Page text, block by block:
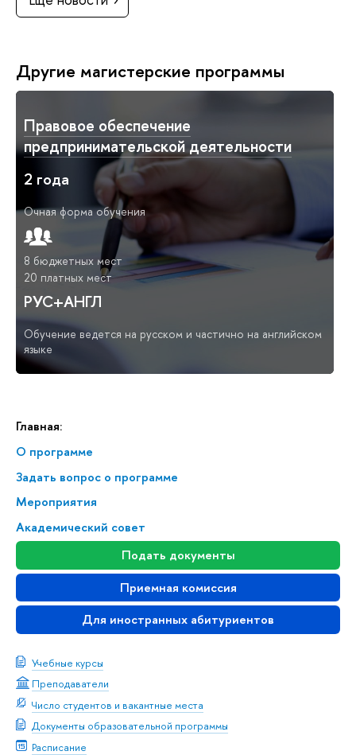
Главная:
О программе
Задать вопрос о программе
Мероприятия
Академический совет
Подать документы
Приемная комиссия
Для иностранных абитуриентов
Учебные курсы
Преподаватели
Число студентов и вакантные места
Документы образовательной программы
Расписание
Другие магистерские программы
Правовое обеспечение
предпринимательской деятельности
2 года
Очная форма обучения
8 бюджетных мест
20 платных мест
РУС+АНГЛ
Обучение ведется на русском и частично на английском
языке